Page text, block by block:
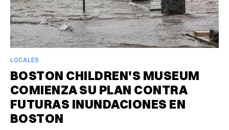
LOCALES
BOSTON CHILDREN'S MUSEUM
COMIENZA SU PLAN CONTRA
FUTURAS INUNDACIONES EN
BOSTON